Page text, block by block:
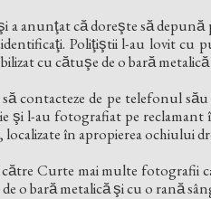
a anunţat că doreşte să
Poliţiştii l-au lovit cu
cu cătuşe de o bară
contacteze de pe telefonul
şi l-au fotografiat pe
localizate în apropierea ochiului
către Curte mai multe fotografii
o bară metalică şi cu o rană